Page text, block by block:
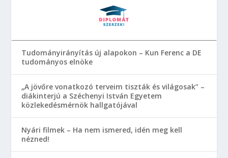
Tudományirányítás új alapokon – Kun Ferenc a DE
tudományos elnöke
„A jövőre vonatkozó terveim tiszták és világosak” –
diákinterjú a Széchenyi István Egyetem
közlekedésmérnök hallgatójával
Nyári filmek – Ha nem ismered, idén meg kell
nézned!